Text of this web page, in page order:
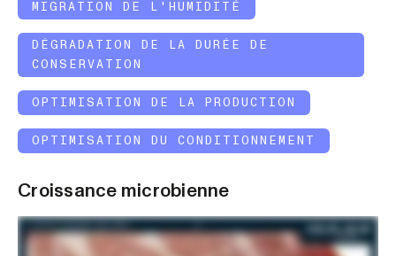
MIGRATION DE L'HUMIDITÉ
DÉGRADATION DE LA DURÉE DE
CONSERVATION
OPTIMISATION DE LA PRODUCTION
OPTIMISATION DU CONDITIONNEMENT
Croissance microbienne